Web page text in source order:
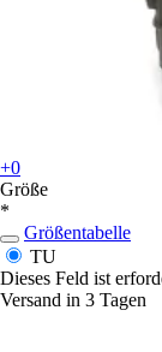
+0
Größe
*
Größentabelle
TU
Dieses Feld ist
Versand in 3 Tagen